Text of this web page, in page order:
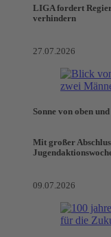
LIGA fordert
verhindern
27.07.2026
Sonne von oben
Mit großer
09.07.2026